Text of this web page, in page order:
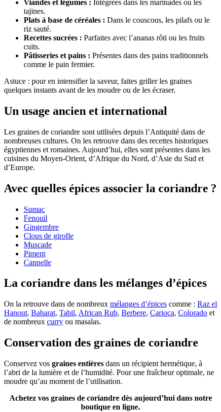
Viandes et légumes : Intégrées dans les marinades ou les
tajines.
Plats à base de céréales : Dans le couscous, les pilafs ou le
riz sauté.
Recettes sucrées : Parfaites avec l’ananas rôti ou les fruits
cuits.
Pâtisseries et pains : Présentes dans des pains traditionnels
comme le pain fermier.
Astuce : pour en intensifier la saveur, faites griller les graines
quelques instants avant de les moudre ou de les écraser.
Un usage ancien et international
Les graines de coriandre sont utilisées depuis l’Antiquité dans de
nombreuses cultures. On les retrouve dans des recettes historiques
égyptiennes et romaines. Aujourd’hui, elles sont présentes dans les
cuisines du Moyen-Orient, d’Afrique du Nord, d’Asie du Sud et
d’Europe.
Avec quelles épices associer la coriandre ?
Sumac
Fenouil
Gingembre
Clous de girofle
Muscade
Piment
Cannelle
La coriandre dans les mélanges d’épices
On la retrouve dans de nombreux mélanges d’épices comme : Raz el
Hanout, Baharat, Tabil, African Rub, Berbere, Carioca, Colorado et
de nombreux curry ou masalas.
Conservation des graines de coriandre
Conservez vos graines entières dans un récipient hermétique, à
l’abri de la lumière et de l’humidité. Pour une fraîcheur optimale, ne
moudre qu’au moment de l’utilisation.
Achetez vos graines de coriandre dès aujourd’hui dans notre
boutique en ligne.